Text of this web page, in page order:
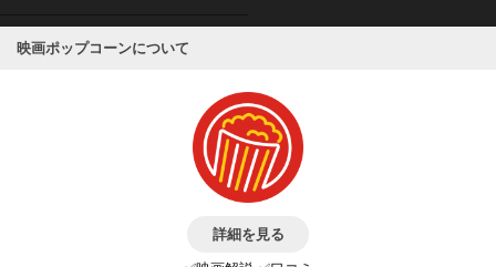
映画ポップコーンについて
詳細を見る